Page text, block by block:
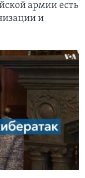
армии есть
и